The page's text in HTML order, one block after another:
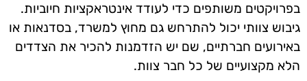
בפרויקטים משותפים כדי לעודד אינטראקציות חיוביות.
גיבוש צוותי יכול להתרחש גם מחוץ למשרד, בסדנאות או
באירועים חברתיים, שם יש הזדמנות להכיר את הצדדים
הלא מקצועיים של כל חבר צוות.